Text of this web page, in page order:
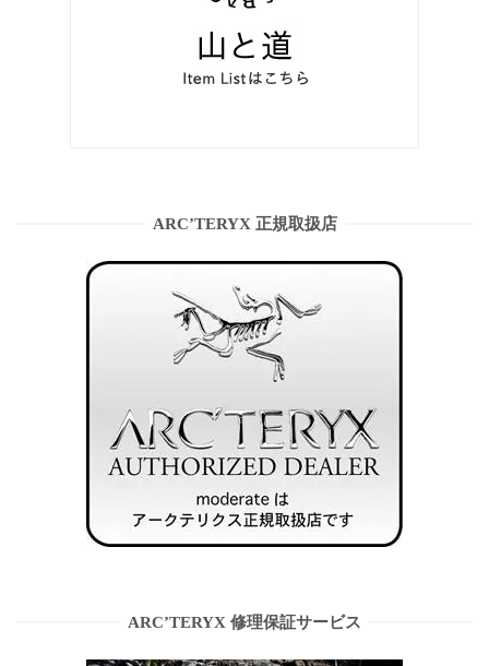
ARC’TERYX 正規取扱店
ARC’TERYX 修理保証サービス